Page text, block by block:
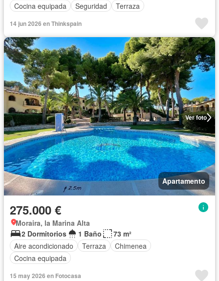
Cocina equipada
Seguridad Terraza
14 jun 2026 en Thinkspain
Ver foto
Apartamento
275.000 €
Moraira, la Marina Alta
2 Dormitorios
1 Baño
73 m²
Aire acondicionado
Terraza
Chimenea
Cocina equipada
15 may 2026 en Fotocasa